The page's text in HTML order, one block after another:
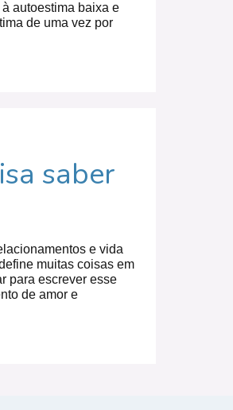
autoestima baixa e
de uma vez por
saber
e vida
muitas coisas em
para escrever esse
de amor e